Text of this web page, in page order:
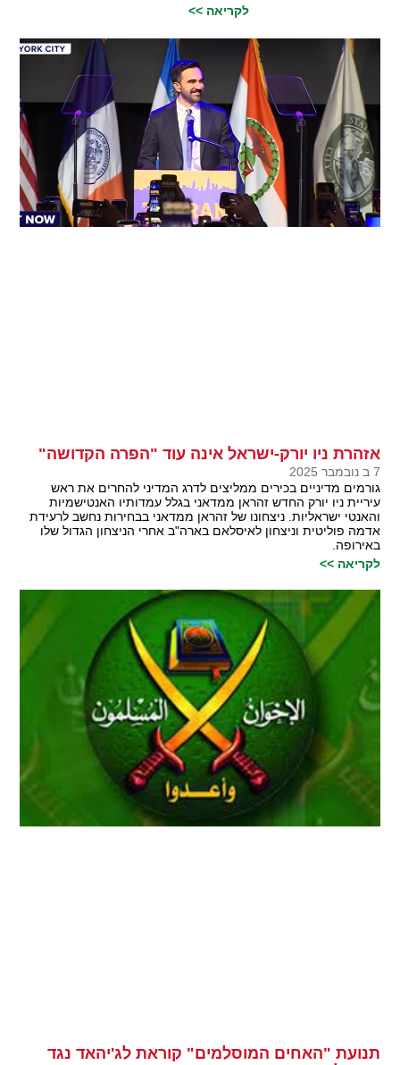
לקריאה >>
אזהרת ניו יורק-ישראל אינה עוד "הפרה הקדושה"
7 ב נובמבר 2025
גורמים מדיניים בכירים ממליצים לדרג המדיני להחרים את ראש
עיריית ניו יורק החדש זהראן ממדאני בגלל עמדותיו האנטישמיות
והאנטי ישראליות. ניצחונו של זהראן ממדאני בבחירות נחשב לרעידת
אדמה פוליטית וניצחון לאיסלאם בארה"ב אחרי הניצחון הגדול שלו
באירופה.
לקריאה >>
תנועת "האחים המוסלמים" קוראת לג'יהאד נגד